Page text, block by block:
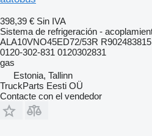
398,39 € Sin IVA
Sistema de refrigeración -
ALA10VNO45ED72/53R
0120-302-831 0120302831
gas
Estonia, Tallinn
TruckParts Eesti OÜ
Contacte con el vendedor